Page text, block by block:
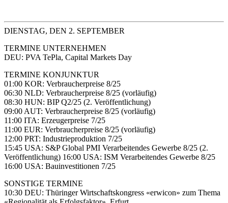
DIENSTAG, DEN 2. SEPTEMBER
TERMINE UNTERNEHMEN
DEU: PVA TePla, Capital Markets Day
TERMINE KONJUNKTUR
01:00 KOR: Verbraucherpreise 8/25
06:30 NLD: Verbraucherpreise 8/25 (vorläufig)
08:30 HUN: BIP Q2/25 (2. Veröffentlichung)
09:00 AUT: Verbraucherpreise 8/25 (vorläufig)
11:00 ITA: Erzeugerpreise 7/25
11:00 EUR: Verbraucherpreise 8/25 (vorläufig)
12:00 PRT: Industrieproduktion 7/25
15:45 USA: S&P Global PMI Verarbeitendes Gewerbe 8/25 (2.
Veröffentlichung) 16:00 USA: ISM Verarbeitendes Gewerbe 8/25
16:00 USA: Bauinvestitionen 7/25
SONSTIGE TERMINE
10:30 DEU: Thüringer Wirtschaftskongress «erwicon» zum Thema